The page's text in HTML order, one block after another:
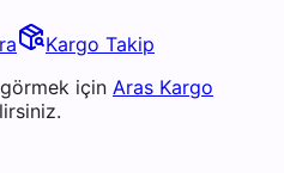
Kargo Takip
için Aras Kargo